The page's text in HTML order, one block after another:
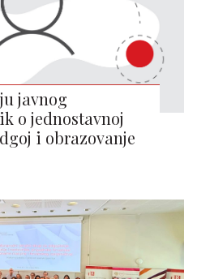
javnog
o jednostavnoj
i obrazovanje